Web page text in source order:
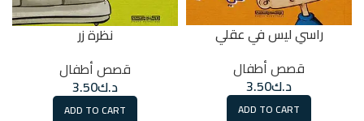
راسي ليس في عقلي
قصص أطفال
د.ك3.50
ADD TO CART
نظرة زر
قصص أطفال
د.ك3.50
ADD TO CART